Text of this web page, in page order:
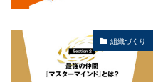
組織づくり